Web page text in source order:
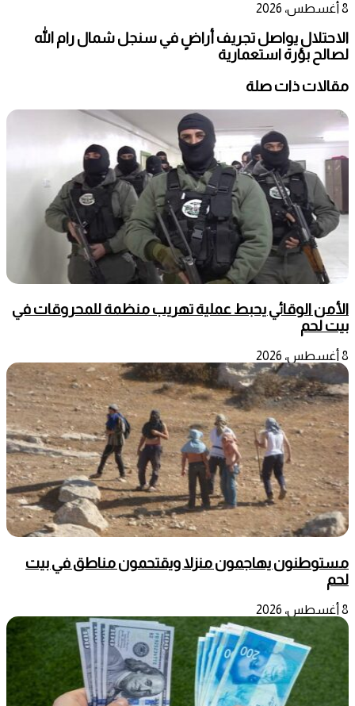
8 أغسطس، 2026
الاحتلال يواصل تجريف أراضٍ في سنجل شمال رام الله
لصالح بؤرة استعمارية
مقالات ذات صلة
الأمن الوقائي يحبط عملية تهريب منظمة للمحروقات في
بيت لحم
8 أغسطس، 2026
مستوطنون يهاجمون منزلا ويقتحمون مناطق في بيت
لحم
8 أغسطس، 2026